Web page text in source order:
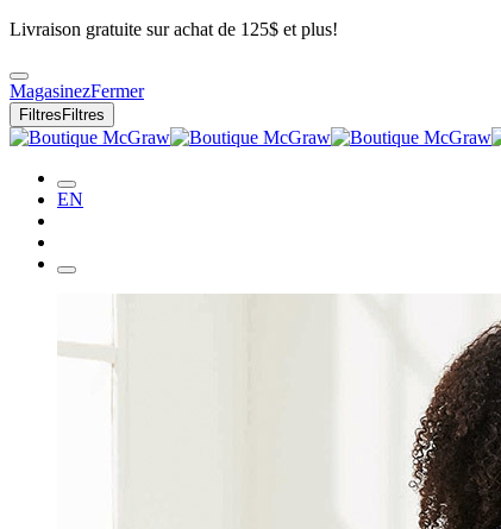
Livraison gratuite sur achat de 125$ et plus!
MagasinezFermer
Filtres Filtres
EN